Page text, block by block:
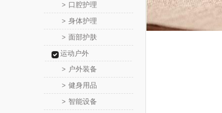
> 口腔护理
> 身体护理
> 面部护肤
运动户外
> 户外装备
> 健身用品
> 智能设备